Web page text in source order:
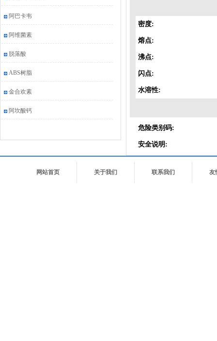
阿巴卡韦
阿维菌素
脱落酸
ABS树脂
金合欢素
阿坎酸钙
密度:
熔点:
沸点:
闪点:
水溶性:
危险类别码:
安全说明:
网站首页 关于我们 联系我们 友